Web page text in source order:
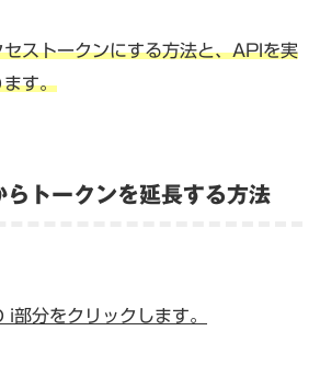
ストークンにする方法と、APIを実
ます。
トークンを延長する方法
i部分をクリックします。